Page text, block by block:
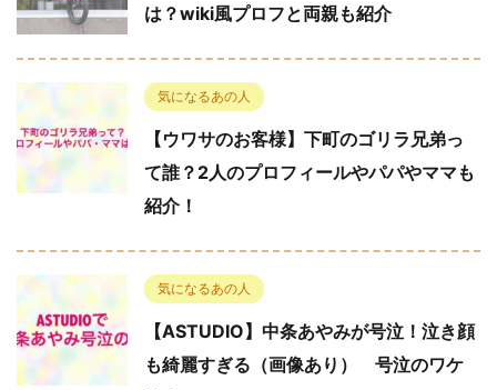
は？wiki風プロフと両親も紹介
気になるあの人
【ウワサのお客様】下町のゴリラ兄弟っ
て誰？2人のプロフィールやパパやママも
紹介！
気になるあの人
【ASTUDIO】中条あやみが号泣！泣き顔
も綺麗すぎる（画像あり） 号泣のワケ